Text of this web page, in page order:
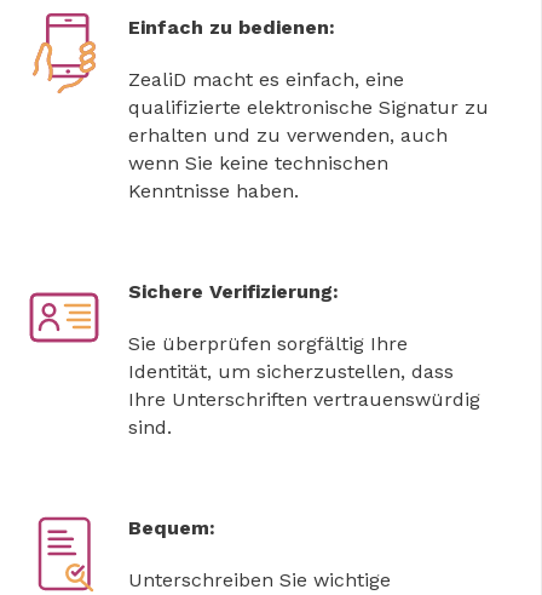
Einfach zu bedienen:
ZealiD macht es einfach, eine
qualifizierte elektronische Signatur zu
erhalten und zu verwenden, auch
wenn Sie keine technischen
Kenntnisse haben.
Sichere Verifizierung:
Sie überprüfen sorgfältig Ihre
Identität, um sicherzustellen, dass
Ihre Unterschriften vertrauenswürdig
sind.
Bequem:
Unterschreiben Sie wichtige